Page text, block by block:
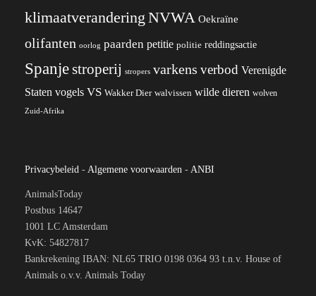
klimaatverandering NVWA Oekraïne
olifanten oorlog paarden petitie politie reddingsactie
Spanjestroperij stropers varkens verbod Verenigde
Staten vogels VS Wakker Dier walvissen wilde dieren wolven
Zuid-Afrika
Privacybeleid - Algemene voorwaarden - ANBI
AnimalsToday
Postbus 14647
1001 LC Amsterdam
KvK: 54827817
Bankrekening IBAN: NL65 TRIO 0198 0364 93 t.n.v. House of
Animals o.v.v. Animals Today